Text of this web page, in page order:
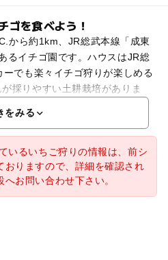
ゴを食べよう！
から約1km、JR総武本線「成東
るイチゴ園です。ハウスはJR総
でも楽々イチゴ狩りが楽しめる
採りやすい土耕栽培がありま
さの「あきひめ」、
をみる
いるいちご狩りの情報は、前シ
おりますので、詳細を確認され
お問い合わせ下さい。